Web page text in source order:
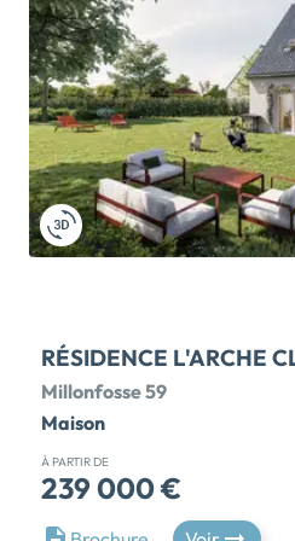
l'IUT ainsi que le centre
viennent conforter le besoin
actifs et d'étudiants à la
proximité avec
seulement 6 min en voiture,
reliant Lille Flandres, Douai
un atout majeur. La
bien desservie par les
parcourent l'ensemble […]
immobilier neuf >>
RÉSIDENCE L'ARCHE
Millonfosse 59
Maison
À PARTIR DE
239 000 €
GRAND LANCEMENT ! À